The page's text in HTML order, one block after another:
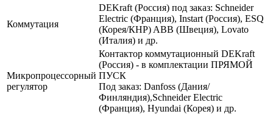
Коммутация
DEKraft (Россия) под заказ: Schneider
Electric (Франция), Instart (Россия), ESQ
(Корея/КНР) ABB (Швеция), Lovato
(Италия) и др.
Микропроцессорный
регулятор
Контактор коммутационный DEKraft
(Россия) - в комплектации ПРЯМОЙ
ПУСК
Под заказ: Danfoss (Дания/
Финляндия),Schneider Electric
(Франция), Hyundai (Корея) и др.